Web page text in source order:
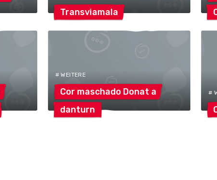
Transviamala
# WEITERE
Cor maschado Donat a
danturn
#